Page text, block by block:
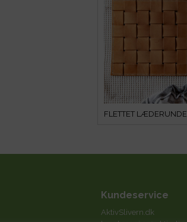
Kundeservice
AktivSlivern.dk